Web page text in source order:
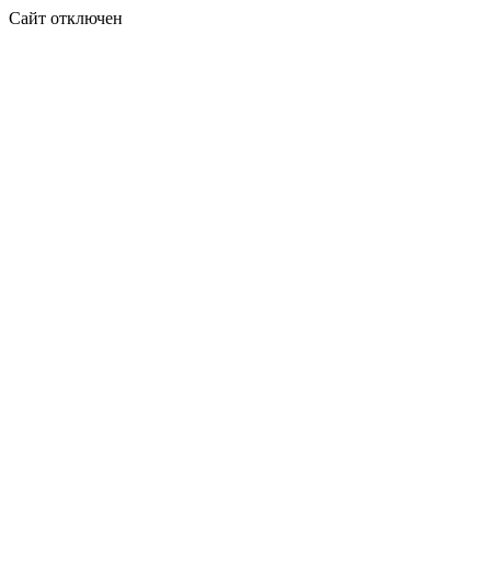
Сайт отключен